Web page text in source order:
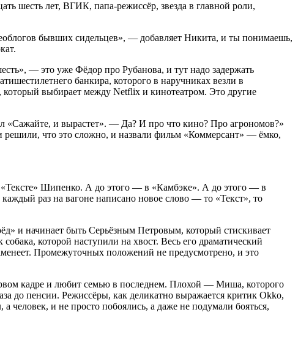
шесть лет, ВГИК, папа-режиссёр, звезда в главной роли,
бывших сидельцев», — добавляет Никита, и ты понимаешь,
— это уже Фёдор про Рубанова, и тут надо задержать
банкира, которого в наручниках везли в
выбирает между Netflix и кинотеатром. Это другие
«Сажайте, и вырастет». — Да? И про что кино? Про агрономов?»
решили, что это сложно, и назвали фильм «Коммерсант» — ёмко,
«Тексте» Шипенко. А до этого — в «Камбэке». А до этого — в
раз на вагоне написано новое слово — то «Текст», то
и начинает быть Серьёзным Петровым, который стискивает
которой наступили на хвост. Весь его драматический
Промежуточных положений не предусмотрено, и это
кадре и любит семью в последнем. Плохой — Миша, которого
до пенсии. Режиссёры, как деликатно выражается критик Okko,
человек, и не просто побоялись, а даже не подумали бояться,